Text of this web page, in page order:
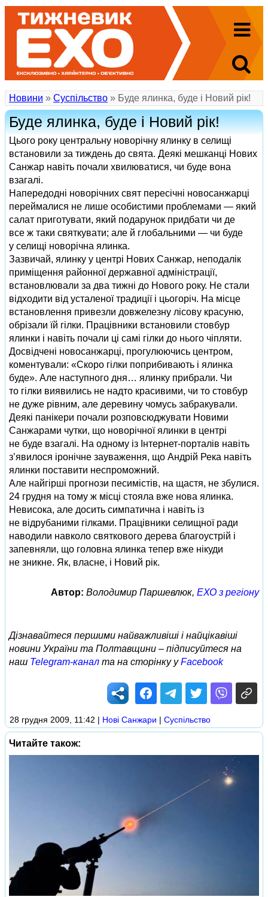
Новини » Суспільство » Буде ялинка, буде і Новий рік!
Буде ялинка, буде і Новий рік!
Цього року центральну новорічну ялинку в селищі
встановили за тиждень до свята. Деякі мешканці Нових
Санжар навіть почали хвилюватися, чи буде вона
взагалі.
Напередодні новорічних свят пересічні новосанжарці
переймалися не лише особистими проблемами — який
салат приготувати, який подарунок придбати чи де
все ж таки святкувати; але й глобальними — чи буде
у селищі новорічна ялинка.
Зазвичай, ялинку у центрі Нових Санжар, неподалік
приміщення районної державної адміністрації,
встановлювали за два тижні до Нового року. Не стали
відходити від усталеної традиції і цьогоріч. На місце
встановлення привезли довжелезну лісову красуню,
обрізали їй гілки. Працівники встановили стовбур
ялинки і навіть почали ці самі гілки до нього чіпляти.
Досвідчені новосанжарці, прогулюючись центром,
коментували: «Скоро гілки поприбивають і ялинка
буде». Але наступного дня… ялинку прибрали. Чи
то гілки виявились не надто красивими, чи то стовбур
не дуже рівним, але деревину чомусь забракували.
Деякі панікери почали розповсюджувати Новими
Санжарами чутки, що новорічної ялинки в центрі
не буде взагалі. На одному із Інтернет-порталів навіть
з’явилося іронічне зауваження, що Андрій Река навіть
ялинки поставити неспроможний.
Але найгірші прогнози песимістів, на щастя, не збулися.
24 грудня на тому ж місці стояла вже нова ялинка.
Невисока, але досить симпатична і навіть із
не відрубаними гілками. Працівники селищної ради
наводили навколо святкового дерева благоустрій і
запевняли, що головна ялинка тепер вже нікуди
не зникне. Як, власне, і Новий рік.
Автор: Володимир Паршевлюк, ЕХО з регіону
Дізнавайтеся першими найважливіші і найцікавіші
новини України та Полтавщини – підписуйтеся на
наш Telegram-канал та на сторінку уFacebook
28 грудня 2009, 11:42 | Нові Cанжари | Суспільство
Читайте також: